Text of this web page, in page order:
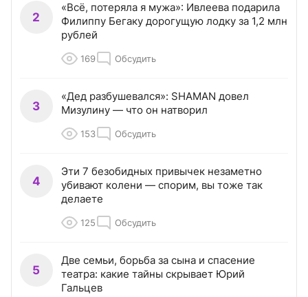
2
«Всё, потеряла я мужа»: Ивлеева подарила
Филиппу Бегаку дорогущую лодку за 1,2 млн
рублей
169 Обсудить
3
«Дед разбушевался»: SHAMAN довел
Мизулину — что он натворил
153 Обсудить
4
Эти 7 безобидных привычек незаметно
убивают колени — спорим, вы тоже так
делаете
125 Обсудить
5
Две семьи, борьба за сына и спасение
театра: какие тайны скрывает Юрий
Гальцев